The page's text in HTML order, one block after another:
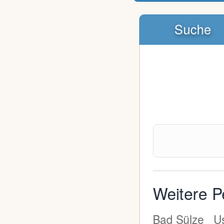
Suche
Weitere
Bad Sülze